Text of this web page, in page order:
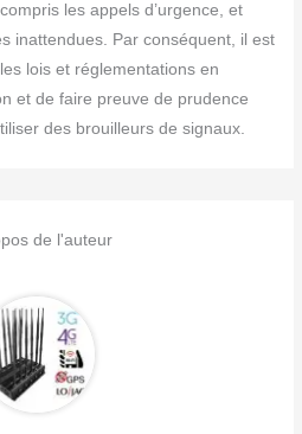
les appels d’urgence, et
inattendues. Par conséquent, il est
lois et réglementations en
et de faire preuve de prudence
des brouilleurs de signaux.
de l'auteur